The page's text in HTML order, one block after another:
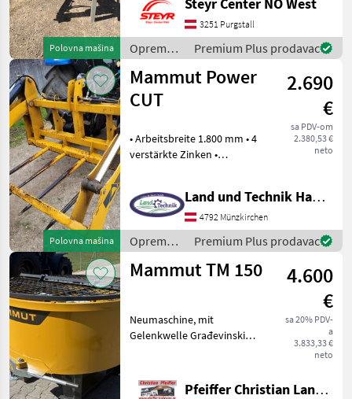
Polovna mašina
3251 Purgstall
Oprema
za
hranidbu
životinja /
Mammut
Premium Plus prodavac
Polovna mašina
Mammut Power
CUT
2.690
€
sa PDV-om
2.380,53 €
neto
• Arbeitsbreite 1.800 mm • 4
verstärkte Zinken •
• Eigengewicht ca. 400 kg
Silažna korpa, Lakirano,
Hidro pogon,
Land und Technik HandelsgesmbH
4792 Münzkirchen
Oprema
za
hranidbu
Premium Plus prodavac
Mammut TM 150
4.600
€
sa 20% PDV-
a
3.833,33 €
neto
Neumaschine, mit
Gelenkwelle Građevinski
Pfeiffer Christian Landtechnik